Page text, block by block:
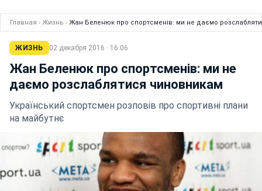
Главная › Жизнь › Жан Беленюк про спортсменів: ми не даємо
ЖИЗНЬ 02 декабря 2016 · 16:06
Жан Беленюк про спортсменів: ми не
даємо розслаблятися чиновникам
Український спортсмен розповів про спортивні плани
на майбутнє